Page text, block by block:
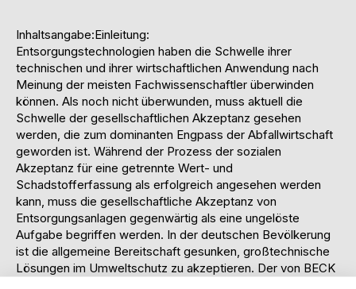
Inhaltsangabe:Einleitung:
Entsorgungstechnologien haben die Schwelle ihrer
technischen und ihrer wirtschaftlichen Anwendung nach
Meinung der meisten Fachwissenschaftler überwinden
können. Als noch nicht überwunden, muss aktuell die
Schwelle der gesellschaftlichen Akzeptanz gesehen
werden, die zum dominanten Engpass der Abfallwirtschaft
geworden ist. Während der Prozess der sozialen
Akzeptanz für eine getrennte Wert- und
Schadstofferfassung als erfolgreich angesehen werden
kann, muss die gesellschaftliche Akzeptanz von
Entsorgungsanlagen gegenwärtig als eine ungelöste
Aufgabe begriffen werden. In der deutschen Bevölkerung
ist die allgemeine Bereitschaft gesunken, großtechnische
Lösungen im Umweltschutz zu akzeptieren. Der von BECK